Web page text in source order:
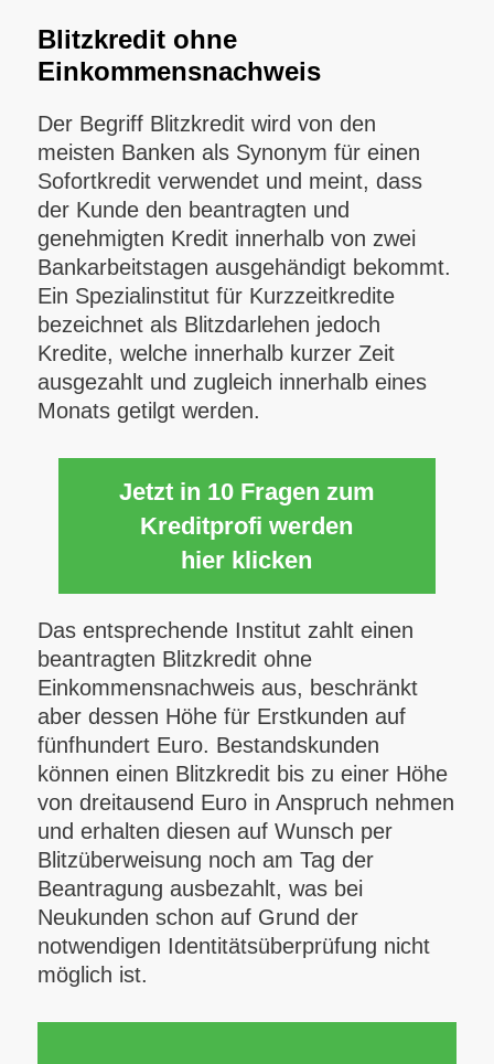
Blitzkredit ohne
Einkommensnachweis
Der Begriff Blitzkredit wird von den
meisten Banken als Synonym für einen
Sofortkredit verwendet und meint, dass
der Kunde den beantragten und
genehmigten Kredit innerhalb von zwei
Bankarbeitstagen ausgehändigt bekommt.
Ein Spezialinstitut für Kurzzeitkredite
bezeichnet als Blitzdarlehen jedoch
Kredite, welche innerhalb kurzer Zeit
ausgezahlt und zugleich innerhalb eines
Monats getilgt werden.
Jetzt in 10 Fragen zum
Kreditprofi werden
hier klicken
Das entsprechende Institut zahlt einen
beantragten Blitzkredit ohne
Einkommensnachweis aus, beschränkt
aber dessen Höhe für Erstkunden auf
fünfhundert Euro. Bestandskunden
können einen Blitzkredit bis zu einer Höhe
von dreitausend Euro in Anspruch nehmen
und erhalten diesen auf Wunsch per
Blitzüberweisung noch am Tag der
Beantragung ausbezahlt, was bei
Neukunden schon auf Grund der
notwendigen Identitätsüberprüfung nicht
möglich ist.